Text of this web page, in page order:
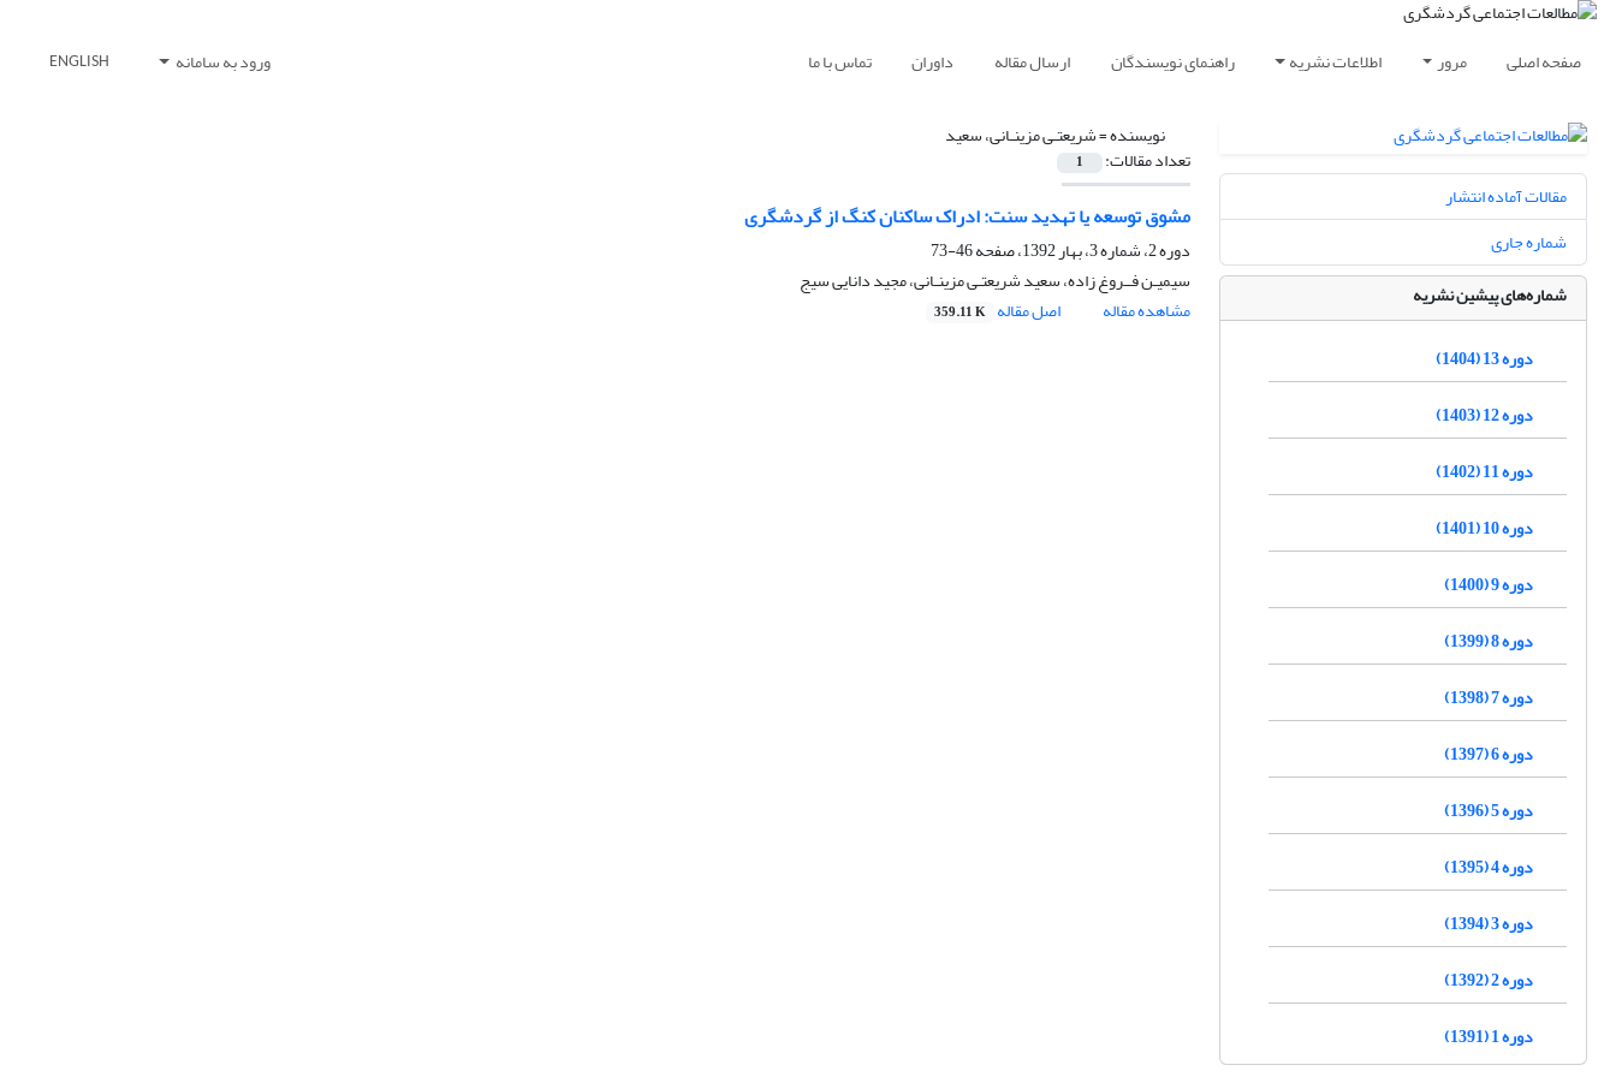
صفحه اصلی مرور اطلاعات نشریه راهنمای نویسندگان ارسال مقاله داوران تماس با ما ورود به سامانه ENGLISH
نویسنده =شریعتـی مزینـانی، سعید
تعداد مقالات: 1
مشوق توسعه یا تهدید سنت: ادراک ساکنان کنگ از گردشگری
دوره 2، شماره 3، بهار 1392، صفحه
46-73
سیمیـن فــروغ زاده، سعید شریعتـی مزینـانی، مجید دانایی سیج
مشاهده مقاله
اصل مقاله 359.11 K
مقالات آماده انتشار
شماره جاری
شماره‌های پیشین نشریه
دوره 13 (1404)
دوره 12 (1403)
دوره 11 (1402)
دوره 10 (1401)
دوره 9 (1400)
دوره 8 (1399)
دوره 7 (1398)
دوره 6 (1397)
دوره 5 (1396)
دوره 4 (1395)
دوره 3 (1394)
دوره 2 (1392)
دوره 1 (1391)